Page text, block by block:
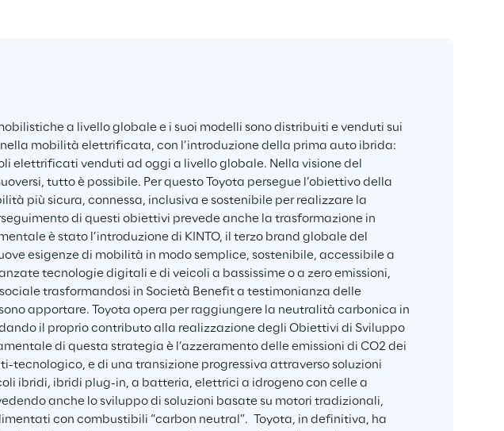
a livello globale e i suoi modelli sono distribuiti e venduti sui
nella mobilità elettrificata, con l’introduzione della prima auto ibrida:
elettrificati venduti ad oggi a livello globale. Nella visione del
tutto è possibile. Per questo Toyota persegue l’obiettivo della
più sicura, connessa, inclusiva e sostenibile per realizzare la
di questi obiettivi prevede anche la trasformazione in
è stato l’introduzione di KINTO, il terzo brand globale del
esigenze di mobilità in modo semplice, sostenibile, accessibile a
tecnologie digitali e di veicoli a bassissime o a zero emissioni,
trasformandosi in Società Benefit a testimonianza delle
apportare. Toyota opera per raggiungere la neutralità carbonica in
il proprio contributo alla realizzazione degli Obiettivi di Sviluppo
di questa strategia è l’azzeramento delle emissioni di CO2 dei
tecnologico, e di una transizione progressiva attraverso soluzioni
ibridi, ibridi plug-in, a batteria, elettrici a idrogeno con celle a
anche lo sviluppo di soluzioni basate su motori tradizionali,
con combustibili “carbon neutral”.  Toyota, in definitiva, ha